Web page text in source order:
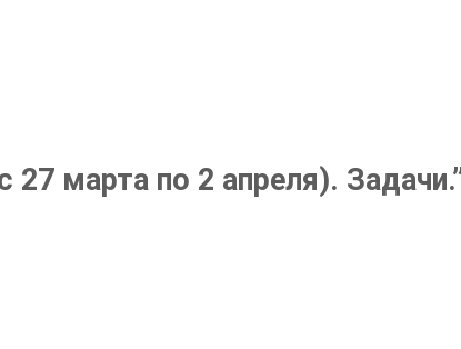
27 марта по 2 апреля). Задачи.